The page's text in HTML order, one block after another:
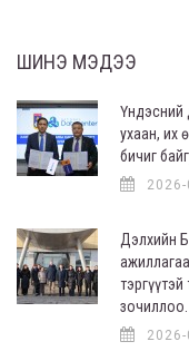
ШИНЭ МЭДЭЭ
Үндэсний
ухаан, их
бичиг
Дэлхийн
зочиллоо.